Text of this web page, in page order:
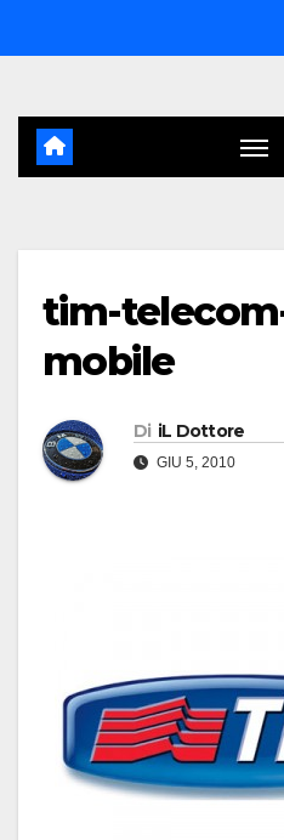
al
tim-
mobile
Di iL Dottore
GIU 5, 2010